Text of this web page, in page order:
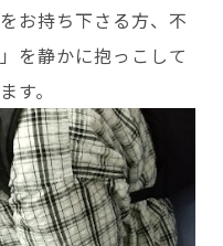
お持ち下さる方、不
を静かに抱っこして
す。